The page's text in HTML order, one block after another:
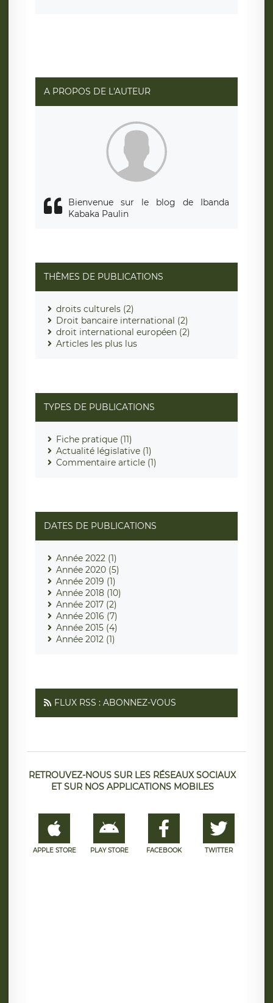
rue Léopold Sédar Senghor, joignable à l’adresse mail :
responsabledetraitement@legavox.fr. Vous avez
également le droit d’introduire une réclamation auprès
d’une autorité de contrôle.
A PROPOS DE L'AUTEUR
Bienvenue sur le blog de Ibanda
Kabaka Paulin
THÈMES DE PUBLICATIONS
droits culturels (2)
Droit bancaire international (2)
droit international européen (2)
Articles les plus lus
TYPES DE PUBLICATIONS
Fiche pratique (11)
Actualité législative (1)
Commentaire article (1)
DATES DE PUBLICATIONS
Année 2022 (1)
Année 2020 (5)
Année 2019 (1)
Année 2018 (10)
Année 2017 (2)
Année 2016 (7)
Année 2015 (4)
Année 2012 (1)
FLUX RSS : ABONNEZ-VOUS
RETROUVEZ-NOUS SUR LES RÉSEAUX SOCIAUX
ET SUR NOS APPLICATIONS MOBILES
APPLE STORE PLAY STORE FACEBOOK TWITTER